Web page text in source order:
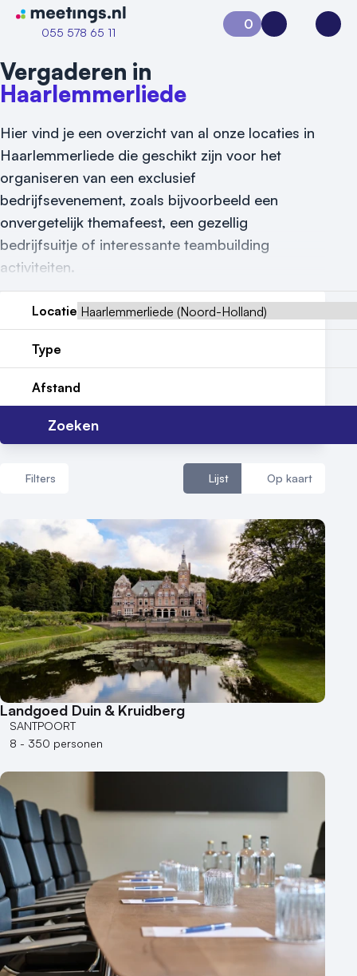
Naar home van Meetings
055 578 65 11
Vraag locatie aan
Locatiegids
Reviews (5⭐️)
Contact
0
Aanvraag 0Inloggen
Vergaderen in
Haarlemmerliede
Hier vind je een overzicht van al onze locaties in
Haarlemmerliede die geschikt zijn voor het
organiseren van een exclusief
bedrijfsevenement, zoals bijvoorbeeld een
onvergetelijk themafeest, een gezellig
bedrijfsuitje of interessante teambuilding
activiteiten.
Locatie
Type
Afstand
Zoeken
Filters Lijst Op kaart
Aantal zalen
1 - 5 zalen
6 - 10 zalen
10 of meer zalen
Aantal personen
1 - 50 personen
50 - 100 personen
100 - 250 personen
250 - 500 personen
Buitenlocatie
Duurzame locatie
Groene locatie
Heisessie
Hotel
Hybride events
Industriële locatie
Kasteel en landgoed
Landgoed Duin & Kruidberg
SANTPOORT
8 - 350 personen